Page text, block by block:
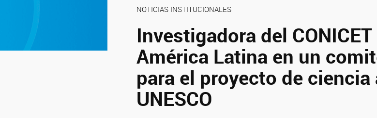
NOTICIAS INSTITUCIONALES
Investigadora del
América Latina en un
para el proyecto de
UNESCO